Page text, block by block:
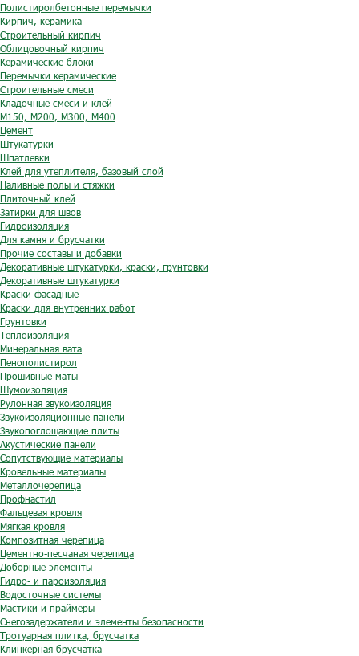
Полистиролбетонные перемычки
Кирпич, керамика
Строительный кирпич
Облицовочный кирпич
Керамические блоки
Перемычки керамические
Строительные смеси
Кладочные смеси и клей
М150, М200, М300, М400
Цемент
Штукатурки
Шпатлевки
Клей для утеплителя, базовый слой
Наливные полы и стяжки
Плиточный клей
Затирки для швов
Гидроизоляция
Для камня и брусчатки
Прочие составы и добавки
Декоративные штукатурки, краски, грунтовки
Декоративные штукатурки
Краски фасадные
Краски для внутренних работ
Грунтовки
Теплоизоляция
Минеральная вата
Пенополистирол
Прошивные маты
Шумоизоляция
Рулонная звукоизоляция
Звукоизоляционные панели
Звукопоглощающие плиты
Акустические панели
Сопутствующие материалы
Кровельные материалы
Металлочерепица
Профнастил
Фальцевая кровля
Мягкая кровля
Композитная черепица
Цементно-песчаная черепица
Доборные элементы
Гидро- и пароизоляция
Водосточные системы
Мастики и праймеры
Снегозадержатели и элементы безопасности
Тротуарная плитка, брусчатка
Клинкерная брусчатка